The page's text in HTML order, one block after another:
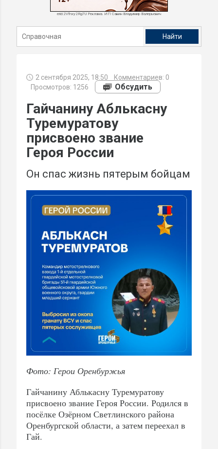
erid:2Vfnxy2Rg7U Реклама. ИП Савин Владимир Валерьевич
2 сентября 2025, 18:50 Комментариев: 0
Просмотров: 1256
Обсудить
Гайчанину Аблькасну
Туремуратову
присвоено звание
Героя России
Он спас жизнь пятерым бойцам
Фото: Герои Оренбуржья
Гайчанину Аблькасну Туремуратову
присвоено звание Героя России. Родился в
посёлке Озёрном Светлинского района
Оренбургской области, а затем переехал в
Гай.